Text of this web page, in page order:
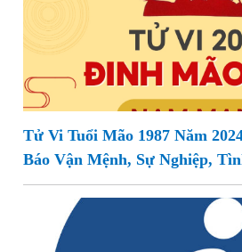
Tử Vi Tuổi Mão 1987 Năm
Báo Vận Mệnh, Sự Nghiệp,